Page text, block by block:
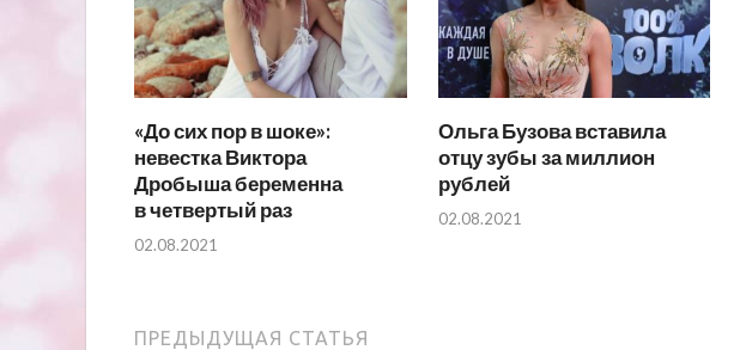
«До сих пор в шоке»:
невестка Виктора
Дробыша беременна
в четвертый раз
02.08.2021
Ольга Бузова вставила
отцу зубы за миллион
рублей
02.08.2021
ПРЕДЫДУЩАЯ СТАТЬЯ